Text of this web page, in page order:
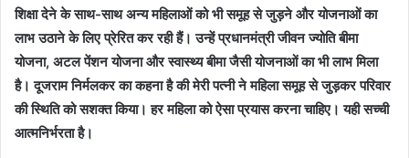
शिक्षा देने के साथ-साथ अन्य महिलाओं को भी समूह से जुड़ने और योजनाओं का
लाभ उठाने के लिए प्रेरित कर रही हैं। उन्हें प्रधानमंत्री जीवन ज्योति बीमा
योजना, अटल पेंशन योजना और स्वास्थ्य बीमा जैसी योजनाओं का भी लाभ मिला
है। दूजराम निर्मलकर का कहना है की मेरी पत्नी ने महिला समूह से जुड़कर परिवार
की स्थिति को सशक्त किया। हर महिला को ऐसा प्रयास करना चाहिए। यही सच्ची
आत्मनिर्भरता है।